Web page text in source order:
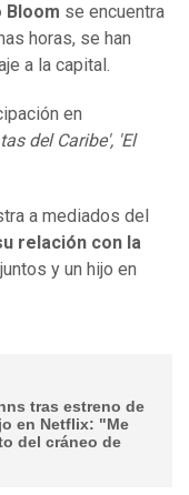
Bloom se encuentra
horas, se han
a la capital.
en
del Caribe', 'El
a mediados del
relación con la
y un hijo en
tras estreno de
en Netflix: "Me
del cráneo de